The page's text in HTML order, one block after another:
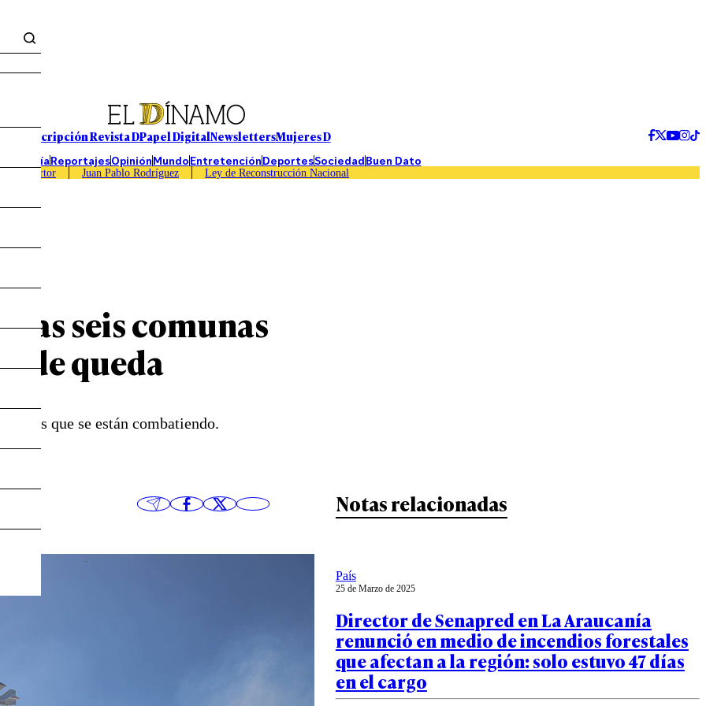
Suscripción Revista DPapel DigitalNewslettersMujeres D
EconomíaReportajesOpiniónMundoEntretenciónDeportesSociedadBuen Dato
Caso Sartor Juan Pablo Rodríguez Ley de Reconstrucción Nacional
las seis comunas
de queda
que se están combatiendo.
Notas relacionadas
País
25 de Marzo de 2025
Director de Senapred en La Araucanía
renunció en medio de incendios forestales
que afectan a la región: solo estuvo 47 días
en el cargo